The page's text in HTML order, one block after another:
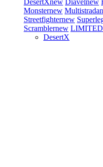
DesertXnew Diavelnew
Monsternew Multistrada
Streetfighternew
Scramblernew LIMITED
DesertX